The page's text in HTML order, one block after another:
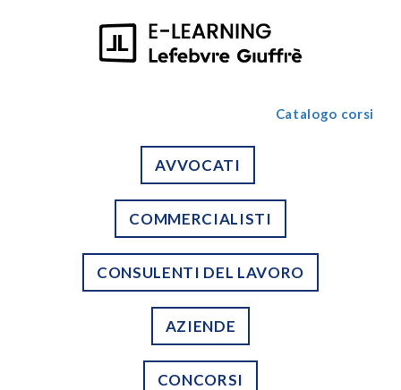
Catalogo corsi
AVVOCATI
COMMERCIALISTI
CONSULENTI DEL LAVORO
AZIENDE
CONCORSI